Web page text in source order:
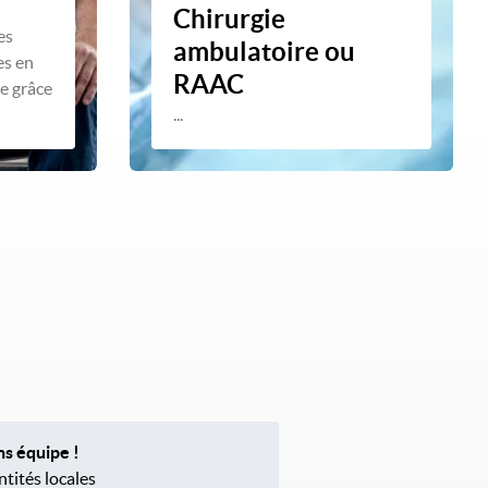
en
grâce
Chirurgie
ambulatoire ou
RAAC
...
équipe !
locales